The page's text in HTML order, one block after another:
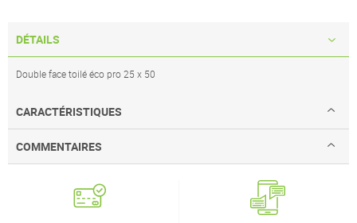
DÉTAILS
Double face toilé éco pro 25 x 50
CARACTÉRISTIQUES
COMMENTAIRES